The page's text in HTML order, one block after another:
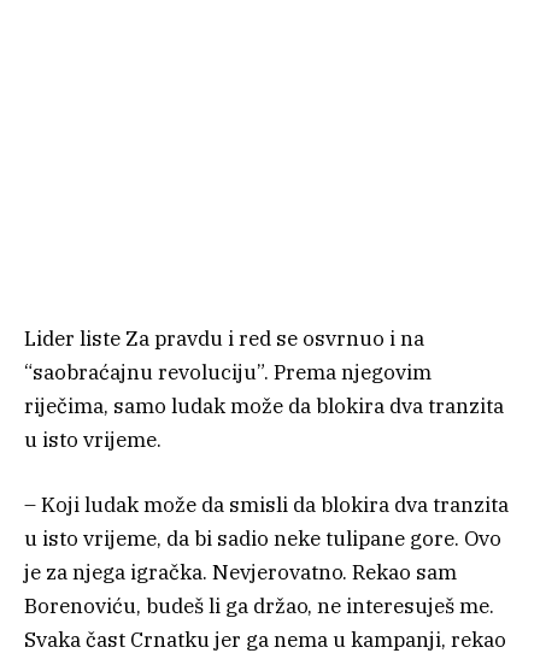
Lider liste Za pravdu i red se osvrnuo i na
“saobraćajnu revoluciju”. Prema njegovim
riječima, samo ludak može da blokira dva tranzita
u isto vrijeme.
– Koji ludak može da smisli da blokira dva tranzita
u isto vrijeme, da bi sadio neke tulipane gore. Ovo
je za njega igračka. Nevjerovatno. Rekao sam
Borenoviću, budeš li ga držao, ne interesuješ me.
Svaka čast Crnatku jer ga nema u kampanji, rekao